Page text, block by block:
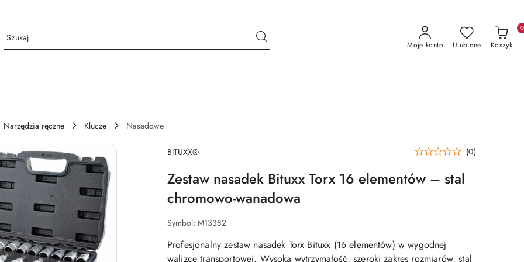
Moje konto Ulubione Koszyk
0
Narzędzia ręczne Klucze
Nasadowe
NAZWA
PRODUCENTA:
BITUXX® (0)
Zestaw nasadek Bituxx Torx 16 elementów – stal
chromowo-wanadowa
Symbol: M13382
Profesjonalny zestaw nasadek Torx Bituxx (16 elementów) w wygodnej
walizce transportowej. Wysoka wytrzymałość, szeroki zakres rozmiarów, stal